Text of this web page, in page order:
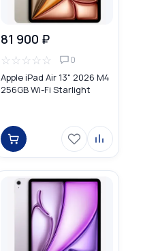
81 900 ₽
☆☆☆☆☆ 0
Apple iPad Air 13" 2026 M4
256GB Wi-Fi Starlight